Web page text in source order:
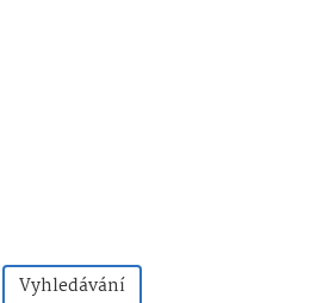
Vyhledávání